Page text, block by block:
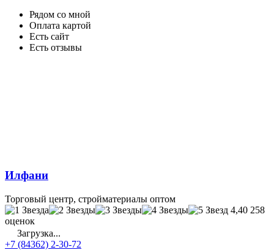
Рядом со мной
Оплата картой
Есть сайт
Есть отзывы
Илфани
Торговый центр, стройматериалы оптом
4,40 258
оценок
Загрузка...
+7 (84362) 2-30-72